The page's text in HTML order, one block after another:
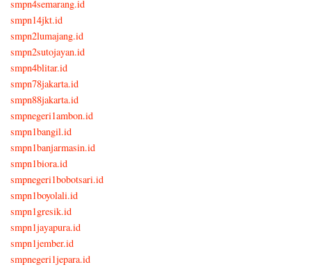
smpn4semarang.id
smpn14jkt.id
smpn2lumajang.id
smpn2sutojayan.id
smpn4blitar.id
smpn78jakarta.id
smpn88jakarta.id
smpnegeri1ambon.id
smpn1bangil.id
smpn1banjarmasin.id
smpn1biora.id
smpnegeri1bobotsari.id
smpn1boyolali.id
smpn1gresik.id
smpn1jayapura.id
smpn1jember.id
smpnegeri1jepara.id